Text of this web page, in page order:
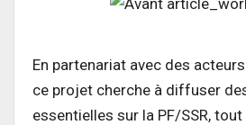
En partenariat avec des
ce projet cherche à diffuser
essentielles sur la PF/SSR,